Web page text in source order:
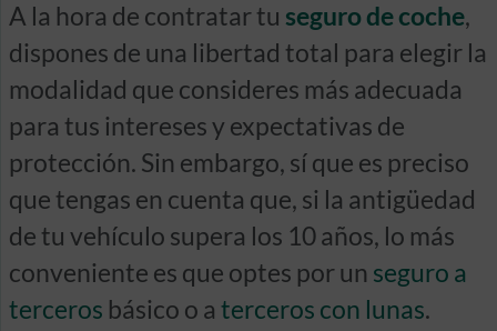
A la hora de contratar tu seguro de coche,
dispones de una libertad total para elegir la
modalidad que consideres más adecuada
para tus intereses y expectativas de
protección. Sin embargo, sí que es preciso
que tengas en cuenta que, si la antigüedad
de tu vehículo supera los 10 años, lo más
conveniente es que optes por un seguro a
terceros básico o a terceros con lunas.